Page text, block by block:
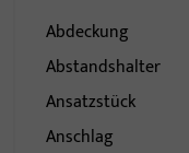
Abdeckung
Abstandshalter
Ansatzstück
Anschlag